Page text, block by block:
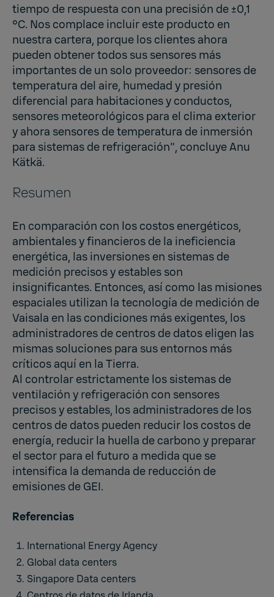
tiempo de respuesta con una precisión de ±0,1
°C. Nos complace incluir este producto en
nuestra cartera, porque los clientes ahora
pueden obtener todos sus sensores más
importantes de un solo proveedor: sensores de
temperatura del aire, humedad y presión
diferencial para habitaciones y conductos,
sensores meteorológicos para el clima exterior
y ahora sensores de temperatura de inmersión
para sistemas de refrigeración", concluye Anu
Kätkä.
Resumen
En comparación con los costos energéticos,
ambientales y financieros de la ineficiencia
energética, las inversiones en sistemas de
medición precisos y estables son
insignificantes. Entonces, así como las misiones
espaciales utilizan la tecnología de medición de
Vaisala en las condiciones más exigentes, los
administradores de centros de datos eligen las
mismas soluciones para sus entornos más
críticos aquí en la Tierra.
Al controlar estrictamente los sistemas de
ventilación y refrigeración con sensores
precisos y estables, los administradores de los
centros de datos pueden reducir los costos de
energía, reducir la huella de carbono y preparar
el sector para el futuro a medida que se
intensifica la demanda de reducción de
emisiones de GEI.
Referencias
International Energy Agency
Global data centers
Singapore Data centers